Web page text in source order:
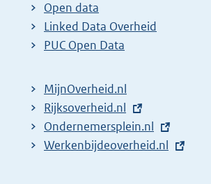
e
r
l
i
n
k
Open data
Linked Data Overheid
PUC Open Data
MijnOverheid.nl
E
x
t
Rijksoverheid.nl
E
x
Ondernemersplein.nl
E
Werkenbijdeoverheid.nl